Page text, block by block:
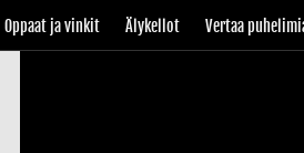
Oppaat ja vinkit Älykellot Vertaa